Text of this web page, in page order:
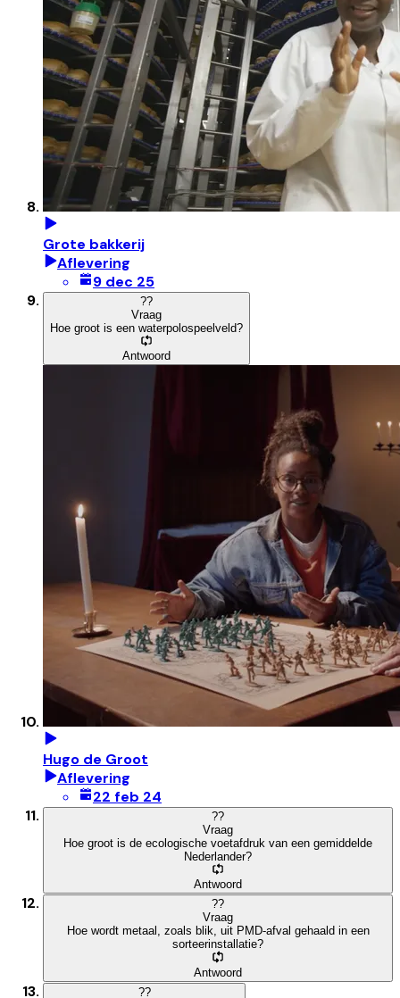
Grote bakkerij
Aflevering
9 dec 25
??
Vraag
Hoe groot is een waterpolospeelveld?
Antwoord
Hugo de Groot
Aflevering
22 feb 24
??
Vraag
Hoe groot is de ecologische voetafdruk van een gemiddelde
Nederlander?
Antwoord
??
Vraag
Hoe wordt metaal, zoals blik, uit PMD-afval gehaald in een
sorteerinstallatie?
Antwoord
??